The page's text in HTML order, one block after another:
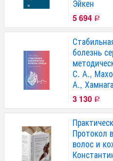
Эйкен
5 694 Р
болезнь
С. А.,
А.,
3 130 Р
Протокол
волос и